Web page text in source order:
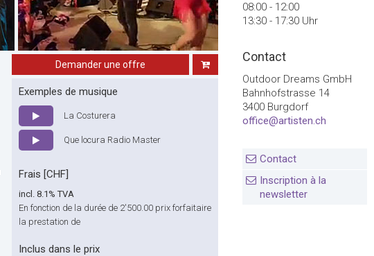
Demander une offre
Exemples de musique
La Costurera
Que locura Radio Master
Frais [CHF]
incl. 8.1% TVA
En fonction de la durée de
la prestation de
2'500.00 prix forfaitaire
Inclus dans le prix
08:00 - 12:00
13:30 - 17:30 Uhr
Contact
Outdoor Dreams GmbH
Bahnhofstrasse 14
3400 Burgdorf
office@artisten.ch
Contact
Inscription à la
newsletter